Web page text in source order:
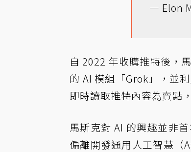
— Elon
自 2022 年收購推特後，
的 AI 模組「Grok」，並
即時讀取推特內容為賣點
馬斯克對 AI 的興趣並非
偏離開發通用人工智慧（